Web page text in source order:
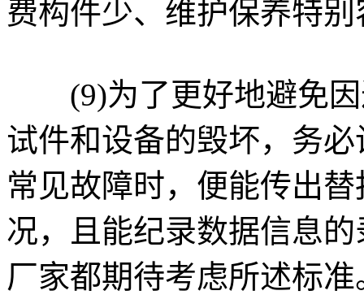
费构件少、维护保养特
(9)为了更好地避免因
试件和设备的毁坏，务
常见故障时，便能传出
况，且能纪录数据信息
厂家都期待考虑所述标